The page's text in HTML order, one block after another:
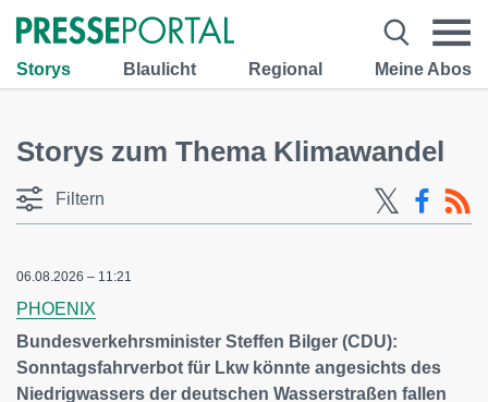
Storys Blaulicht Regional Meine Abos
Storys zum Thema Klimawandel
Filtern
06.08.2026 – 11:21
PHOENIX
Bundesverkehrsminister Steffen Bilger (CDU):
Sonntagsfahrverbot für Lkw könnte angesichts des
Niedrigwassers der deutschen Wasserstraßen fallen